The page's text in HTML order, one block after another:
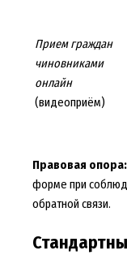
Прием граждан
чиновниками
онлайн
(видеоприём)
Правовая опора:
форме при
обратной связи.